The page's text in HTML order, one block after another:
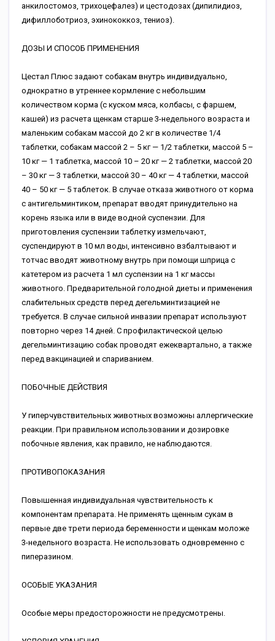
анкилостомоз, трихоцефалез) и цестодозах (дипилидиоз,
дифиллоботриоз, эхинококкоз, тениоз).
ДОЗЫ И СПОСОБ ПРИМЕНЕНИЯ
Цестал Плюс задают собакам внутрь индивидуально,
однократно в утреннее кормление с небольшим
количеством корма (с куском мяса, колбасы, с фаршем,
кашей) из расчета щенкам старше 3-недельного возраста и
маленьким собакам массой до 2 кг в количестве 1/4
таблетки, собакам массой 2 – 5 кг — 1/2 таблетки, массой 5 –
10 кг — 1 таблетка, массой 10 – 20 кг — 2 таблетки, массой 20
– 30 кг — 3 таблетки, массой 30 – 40 кг — 4 таблетки, массой
40 – 50 кг — 5 таблеток. В случае отказа животного от корма
с антигельминтиком, препарат вводят принудительно на
корень языка или в виде водной суспензии. Для
приготовления суспензии таблетку измельчают,
суспендируют в 10 мл воды, интенсивно взбалтывают и
тотчас вводят животному внутрь при помощи шприца с
катетером из расчета 1 мл суспензии на 1 кг массы
животного. Предварительной голодной диеты и применения
слабительных средств перед дегельминтизацией не
требуется. В случае сильной инвазии препарат используют
повторно через 14 дней. С профилактической целью
дегельминтизацию собак проводят ежеквартально, а также
перед вакцинацией и спариванием.
ПОБОЧНЫЕ ДЕЙСТВИЯ
У гиперчувствительных животных возможны аллергические
реакции. При правильном использовании и дозировке
побочные явления, как правило, не наблюдаются.
ПРОТИВОПОКАЗАНИЯ
Повышенная индивидуальная чувствительность к
компонентам препарата. Не применять щенным сукам в
первые две трети периода беременности и щенкам моложе
3-недельного возраста. Не использовать одновременно с
пиперазином.
ОСОБЫЕ УКАЗАНИЯ
Особые меры предосторожности не предусмотрены.